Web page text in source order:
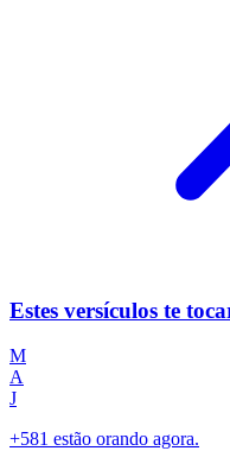
Estes versículos te
M
A
J
+581 estão orando agora.